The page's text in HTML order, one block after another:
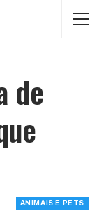
de
ANIMAIS E PETS